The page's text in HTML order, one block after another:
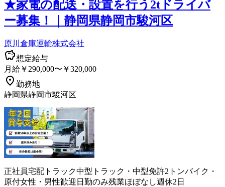
★家電の配送・設置を行う2tドライバ
ー募集！｜静岡県静岡市駿河区
原川倉庫運輸株式会社
想定給与
月給￥290,000〜￥320,000
勤務地
静岡県静岡市駿河区
正社員宅配 トラック中型トラック・中型免許2トンバイク・
原付女性・男性歓迎 日勤のみ残業ほぼなし週休2日